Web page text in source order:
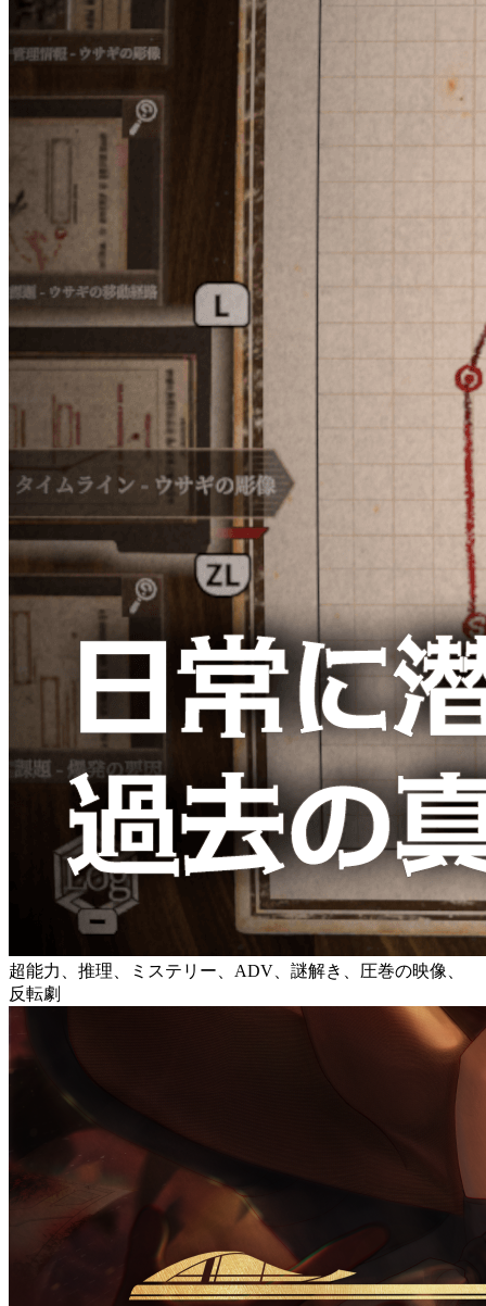
超能力、推理、ミステリー、ADV、謎解き、圧巻の映像、
反転劇